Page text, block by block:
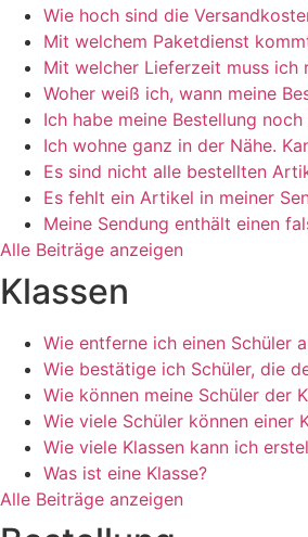
Wie hoch sind die
Mit welchem Paketdienst
Mit welcher Lieferzeit muss ich
Woher weiß ich, wann meine
Ich habe meine Bestellung
Ich wohne ganz in der Nähe.
Es sind nicht alle bestellten
Es fehlt ein Artikel in meiner
Meine Sendung enthält einen
Alle Beiträge anzeigen
Klassen
Wie entferne ich einen Schüler
Wie bestätige ich Schüler, die
Wie können meine Schüler der
Wie viele Schüler können einer
Wie viele Klassen kann ich
Was ist eine Klasse?
Alle Beiträge anzeigen